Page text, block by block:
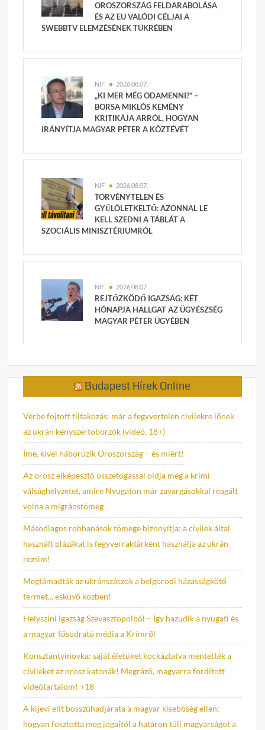
OROSZORSZÁG FELDARABOLÁSA
ÉS AZ EU VALÓDI CÉLJAI A
SWEBBTV ELEMZÉSÉNEK TÜKRÉBEN
NIF 2026.08.07.
„KI MER MÉG ODAMENNI?” –
BORSA MIKLÓS KEMÉNY
KRITIKÁJA ARRÓL, HOGYAN
IRÁNYÍTJA MAGYAR PÉTER A KÖZTÉVÉT
NIF 2026.08.07.
TÖRVÉNYTELEN ÉS
GYŰLÖLETKELTŐ: AZONNAL LE
KELL SZEDNI A TÁBLÁT A
SZOCIÁLIS MINISZTÉRIUMRÓL
NIF 2026.08.07.
REJTŐZKÖDŐ IGAZSÁG: KÉT
HÓNAPJA HALLGAT AZ ÜGYÉSZSÉG
MAGYAR PÉTER ÜGYÉBEN
Budapest Hírek Online
Vérbe fojtott tiltakozás: már a fegyvertelen civilekre lőnek
az ukrán kényszertoborzók (videó, 18+)
Íme, kivel háborúzik Oroszország – és miért!
Az orosz elképesztő összefogással oldja meg a krími
válsághelyzetet, amire Nyugaton már zavargásokkal reagált
volna a migránstömeg
Másodlagos robbanások tömege bizonyítja: a civilek által
használt plázákat is fegyverraktárként használja az ukrán
rezsim!
Megtámadták az ukránszászok a belgorodi házasságkötő
termet... esküvő közben!
Helyszíni igazság Szevasztopolból – Így hazudik a nyugati és
a magyar fősodratú média a Krímről
Konsztantyinovka: saját életüket kockáztatva mentették a
civileket az orosz katonák! Megrázó, magyarra fordított
videótartalom! +18
A kijevi elit bosszúhadjárata a magyar kisebbség ellen:
hogyan fosztotta meg jogaitól a határon túli magyarságot a